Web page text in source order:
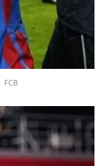
FCB